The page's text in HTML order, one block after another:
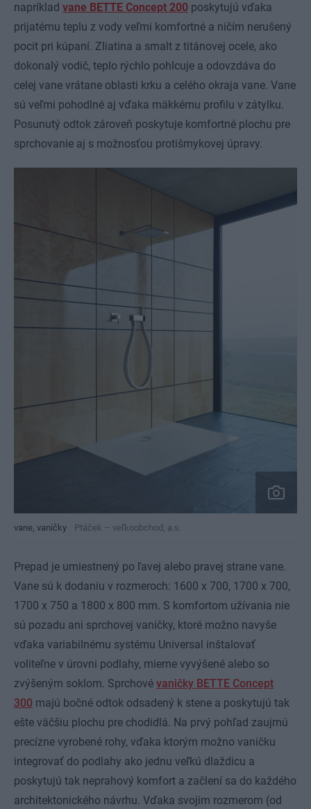
napríklad vane BETTE Concept 200 poskytujú vďaka
prijatému teplu z vody veľmi komfortné a ničím nerušený
pocit pri kúpaní. Zliatina a smalt z titánovej ocele, ako
dokonalý vodič, teplo rýchlo pohlcuje a odovzdáva do
celej vane vrátane oblasti krku a celého okraja vane. Vane
sú veľmi pohodlné aj vďaka mäkkému profilu v zátylku.
Posunutý odtok zároveň poskytuje komfortné plochu pre
sprchovanie aj s možnosťou protišmykovej úpravy.
vane, vaničky Ptáček – veľkoobchod, a.s.
Prepad je umiestnený po ľavej alebo pravej strane vane.
Vane sú k dodaniu v rozmeroch: 1600 x 700, 1700 x 700,
1700 x 750 a 1800 x 800 mm. S komfortom užívania nie
sú pozadu ani sprchovej vaničky, ktoré možno navyše
vďaka variabilnému systému Universal inštalovať
voliteľne v úrovni podlahy, mierne vyvýšené alebo so
zvýšeným soklom. Sprchové vaničky BETTE Concept
300 majú bočné odtok odsadený k stene a poskytujú tak
ešte väčšiu plochu pre chodidlá. Na prvý pohľad zaujmú
precízne vyrobené rohy, vďaka ktorým možno vaničku
integrovať do podlahy ako jednu veľkú dlaždicu a
poskytujú tak neprahový komfort a začlení sa do každého
architektonického návrhu. Vďaka svojim rozmerom (od